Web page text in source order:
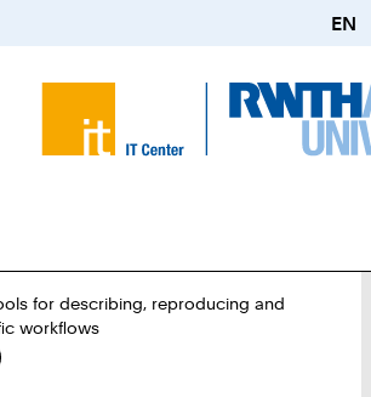
EN
for describing, reproducing and
workflows